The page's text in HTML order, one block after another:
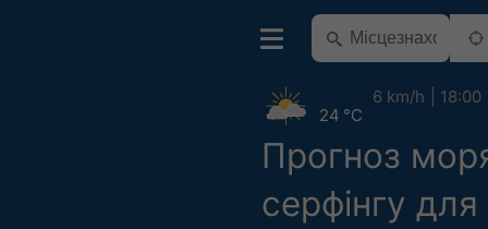
Прогноз
серфінгу для
24 °C
6 km/h 18:00